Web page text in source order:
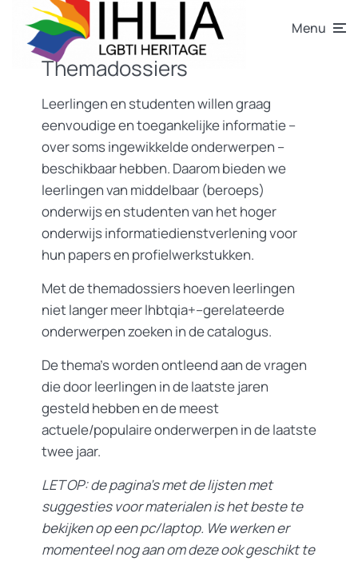
Menu
Themadossiers
Leerlingen en studenten willen graag
eenvoudige en toegankelijke informatie –
over soms ingewikkelde onderwerpen –
beschikbaar hebben. Daarom bieden we
leerlingen van middelbaar (beroeps)
onderwijs en studenten van het hoger
onderwijs informatiedienstverlening voor
hun papers en profielwerkstukken.
Met de themadossiers hoeven leerlingen
niet langer meer lhbtqia+–gerelateerde
onderwerpen zoeken in de catalogus.
De thema’s worden ontleend aan de vragen
die door leerlingen in de laatste jaren
gesteld hebben en de meest
actuele/populaire onderwerpen in de laatste
twee jaar.
LET OP: de pagina’s met de lijsten met
suggesties voor materialen is het beste te
bekijken op een pc/laptop. We werken er
momenteel nog aan om deze ook geschikt te